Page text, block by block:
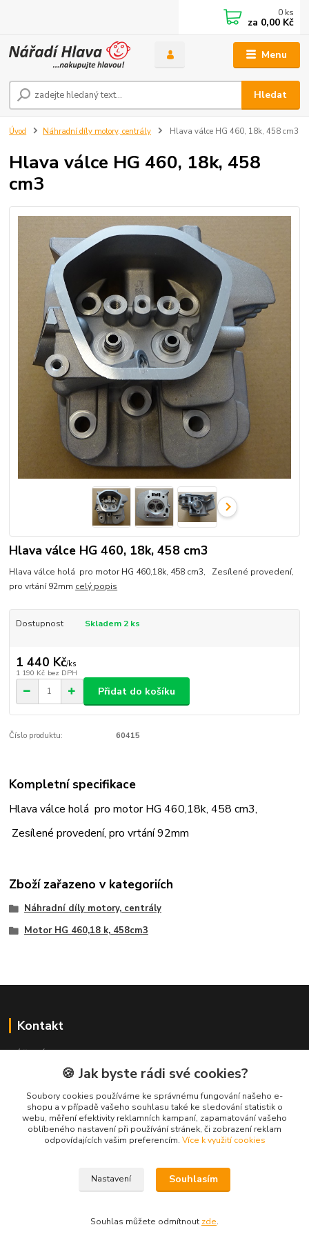
Menu
Hledat
0 ks
za 0,00 Kč
Úvod Náhradní díly motory, centrály Hlava válce HG 460, 18k, 458 cm3
Hlava válce HG 460, 18k, 458
cm3
Hlava válce HG 460, 18k, 458 cm3
Hlava válce holá pro motor HG 460,18k, 458 cm3, Zesílené provedení,
pro vrtání 92mm celý popis
Dostupnost Skladem 2 ks
1 440 Kč/ks
1 190 Kč bez DPH
Přidat do košíku
Číslo produktu: 60415
Kompletní specifikace
Hlava válce holá pro motor HG 460,18k, 458 cm3,
Zesílené provedení, pro vrtání 92mm
Zboží zařazeno v kategoriích
Náhradní díly motory, centrály
Motor HG 460,18 k, 458cm3
Kontakt
+420 481 621 329
centraly@enhlava.cz
🍪 Jak byste rádi své cookies?
Soubory cookies používáme ke správnému fungování našeho e-
shopu a v případě vašeho souhlasu také ke sledování statistik o
webu, měření efektivity reklamních kampaní, zapamatování vašeho
oblíbeného nastavení při používání stránek, či zobrazení reklam
odpovídajících vašim preferencím. Více k využití cookies
Nastavení Souhlasím
Souhlas můžete odmítnout zde.